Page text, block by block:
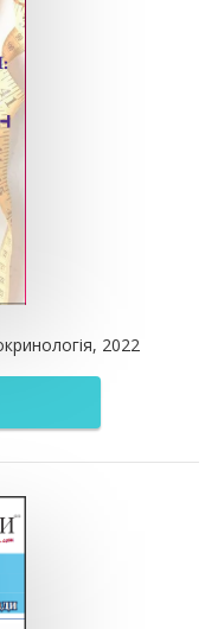
2022